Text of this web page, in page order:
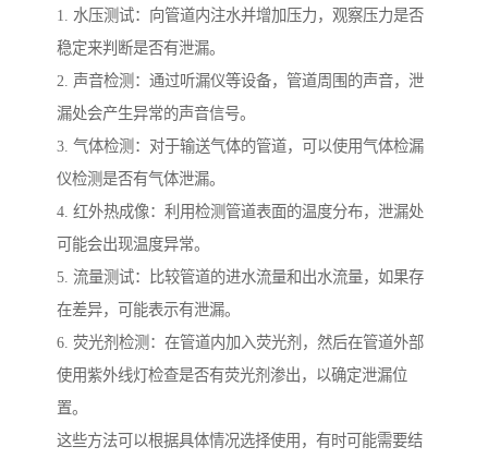
1. 水压测试：向管道内注水并增加压力，观察压力是否
稳定来判断是否有泄漏。
2. 声音检测：通过听漏仪等设备，管道周围的声音，泄
漏处会产生异常的声音信号。
3. 气体检测：对于输送气体的管道，可以使用气体检漏
仪检测是否有气体泄漏。
4. 红外热成像：利用检测管道表面的温度分布，泄漏处
可能会出现温度异常。
5. 流量测试：比较管道的进水流量和出水流量，如果存
在差异，可能表示有泄漏。
6. 荧光剂检测：在管道内加入荧光剂，然后在管道外部
使用紫外线灯检查是否有荧光剂渗出，以确定泄漏位
置。
这些方法可以根据具体情况选择使用，有时可能需要结